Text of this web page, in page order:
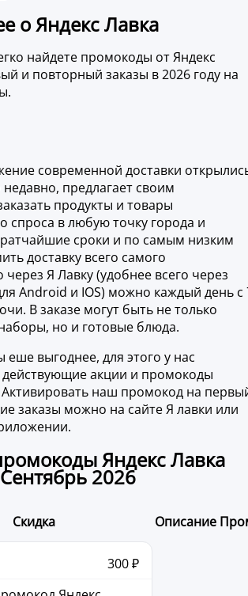
о Яндекс Лавка
найдете промокоды от Яндекс
и повторный заказы в 2026 году на
современной доставки
предлагает своим
продукты и товары
спроса в любую точку города и
сроки и по самым низким
доставку всего самого
Я Лавку (удобнее всего через
Android и IOS) можно каждый день с
В заказе могут быть не только
но и готовые блюда.
еше выгоднее, для этого у нас
акции и промокоды
Активировать наш промокод на
заказы можно на сайте Я лавки или
Яндекс Лавка
2026
Скидка Описание
300 ₽